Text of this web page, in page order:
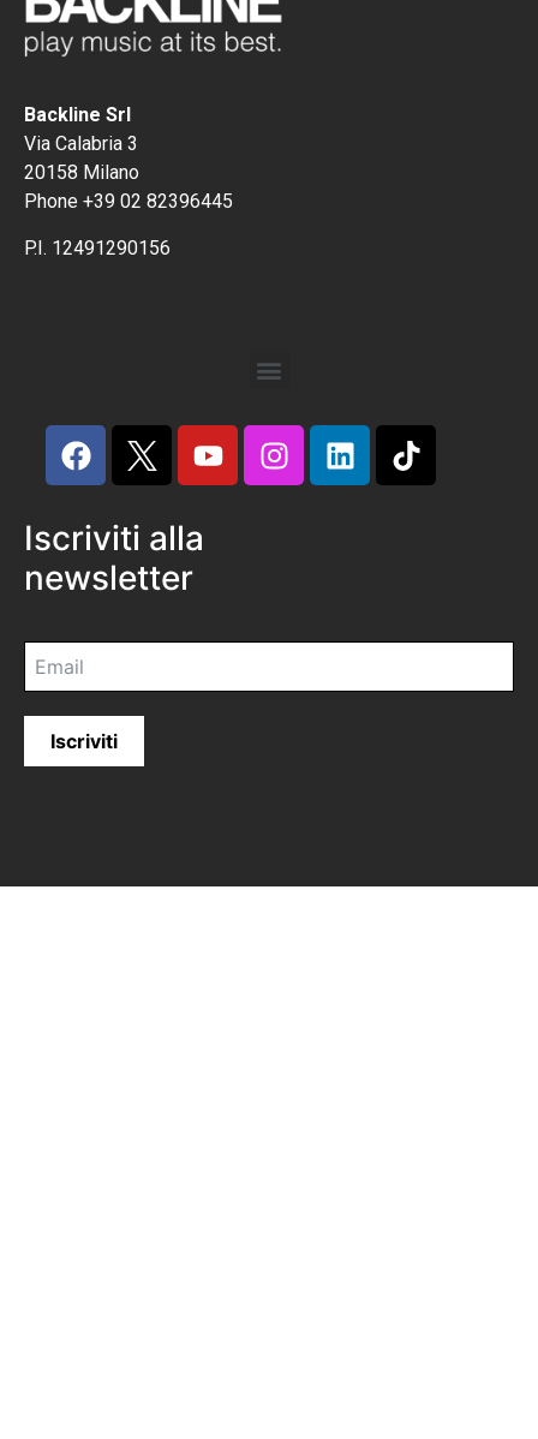
Backline Srl
Via Calabria 3
20158 Milano
Phone +39 02 82396445
P.I. 12491290156
Iscriviti alla
newsletter
Iscriviti